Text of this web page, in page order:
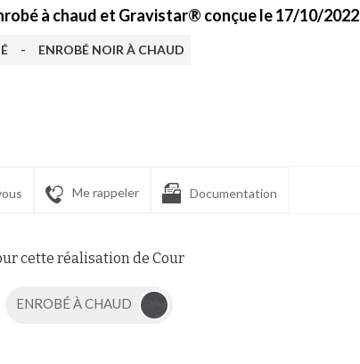
à chaud et Gravistar® conçue le 17/10/2022
- ENROBÉ NOIR À CHAUD
Me rappeler Documentation
cette réalisation de Cour
ENROBÉ À CHAUD